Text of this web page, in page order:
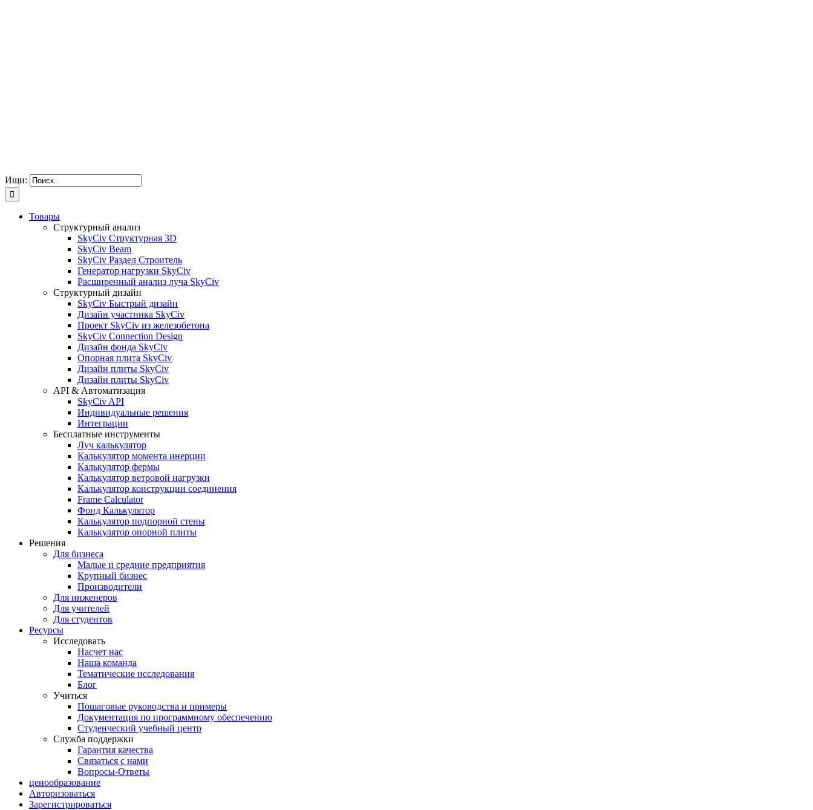
Ищи:
Товары
Структурный анализ
SkyCiv Структурная 3D
SkyCiv Beam
SkyCiv Раздел Строитель
Генератор нагрузки SkyCiv
Расширенный анализ луча SkyCiv
Структурный дизайн
SkyCiv Быстрый дизайн
Дизайн участника SkyCiv
Проект SkyCiv из железобетона
SkyCiv Connection Design
Дизайн фонда SkyCiv
Опорная плита SkyCiv
Дизайн плиты SkyCiv
Дизайн плиты SkyCiv
API & Автоматизация
SkyCiv API
Индивидуальные решения
Интеграции
Бесплатные инструменты
Луч калькулятор
Калькулятор момента инерции
Калькулятор фермы
Калькулятор ветровой нагрузки
Калькулятор конструкции соединения
Frame Calculator
Фонд Калькулятор
Калькулятор подпорной стены
Калькулятор опорной плиты
Решения
Для бизнеса
Малые и средние предприятия
Крупный бизнес
Производители
Для инженеров
Для учителей
Для студентов
Ресурсы
Исследовать
Насчет нас
Наша команда
Тематические исследования
Блог
Учиться
Пошаговые руководства и примеры
Документация по программному обеспечению
Студенческий учебный центр
Служба поддержки
Гарантия качества
Связаться с нами
Вопросы-Ответы
ценообразование
Авторизоваться
Зарегистрироваться